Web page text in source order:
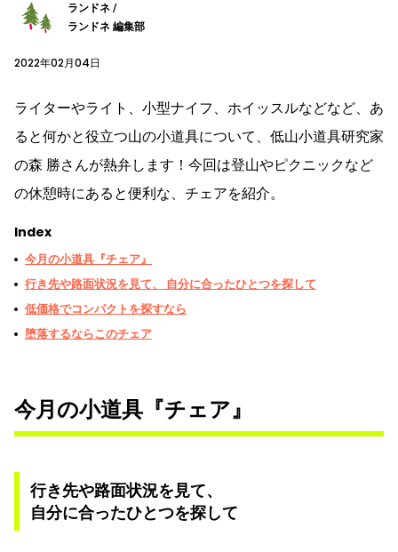
ランドネ /
ランドネ 編集部
2022年02月04日
ライターやライト、小型ナイフ、ホイッスルなどなど、あ
ると何かと役立つ山の小道具について、低山小道具研究家
の森 勝さんが熱弁します！今回は登山やピクニックなど
の休憩時にあると便利な、チェアを紹介。
Index
今月の小道具『チェア』
行き先や路面状況を見て、 自分に合ったひとつを探して
低価格でコンパクトを探すなら
堕落するならこのチェア
今月の小道具『チェア』
行き先や路面状況を見て、
自分に合ったひとつを探して